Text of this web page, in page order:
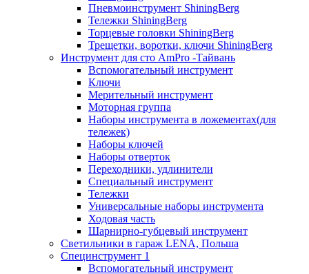
Пневмоинструмент ShiningBerg
Тележки ShiningBerg
Торцевые головки ShiningBerg
Трещетки, воротки, ключи ShiningBerg
Инструмент для сто AmPro -Тайвань
Вспомогательный инструмент
Ключи
Мерительный инструмент
Моторная группа
Наборы инструмента в ложементах(для
тележек)
Наборы ключей
Наборы отверток
Переходники, удлинители
Специальный инструмент
Тележки
Универсальные наборы инструмента
Ходовая часть
Шарнирно-губцевый инструмент
Светильники в гараж LENA, Польша
Специнструмент 1
Вспомогательный инструмент